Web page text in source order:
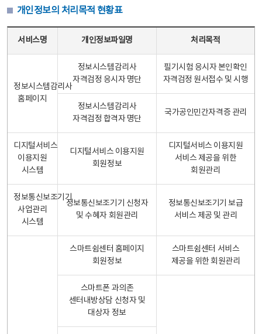
개인정보의 처리목적 현황표
서비스명 개인정보파일명 처리목적
정보시스템감리사
홈페이지
정보시스템감리사
자격검정 응시자 명단
필기시험 응시자 본인확인
자격검정 원서접수 및 시행
정보시스템감리사
자격검정 합격자 명단
국가공인민간자격증 관리
디지털서비스
이용지원
시스템
디지털서비스 이용지원
회원정보
디지털서비스 이용지원
서비스 제공을 위한
회원관리
정보통신보조기기
사업관리
시스템
정보통신보조기기 신청자
및 수혜자 회원관리
정보통신보조기기 보급
서비스 제공 및 관리
스마트쉼센터 홈페이지
회원정보
스마트쉼센터 서비스
제공을 위한 회원관리
스마트폰 과의존
센터내방상담 신청자 및
대상자 정보